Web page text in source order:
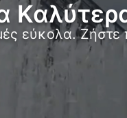
εύκολα. Ζήστε